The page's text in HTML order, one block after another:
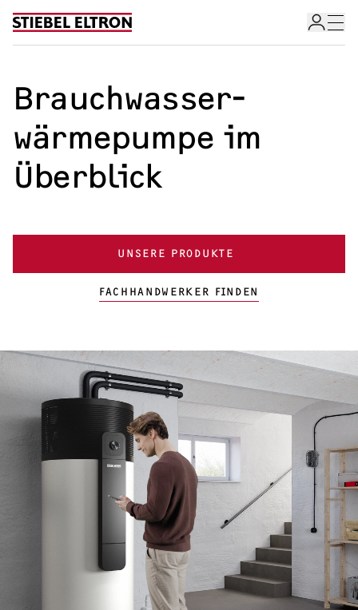
Wärmepumpen-Angebotsservice
Wärmepumpe für Ihr Zuhause
Kosten & Förderung
Erfahrungsberichte
Brauchwasser­
wärmepumpe im
Überblick
UNSERE PRODUKTE
FACHHANDWERKER FINDEN